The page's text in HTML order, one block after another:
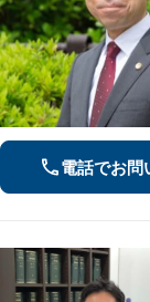
電話でお問